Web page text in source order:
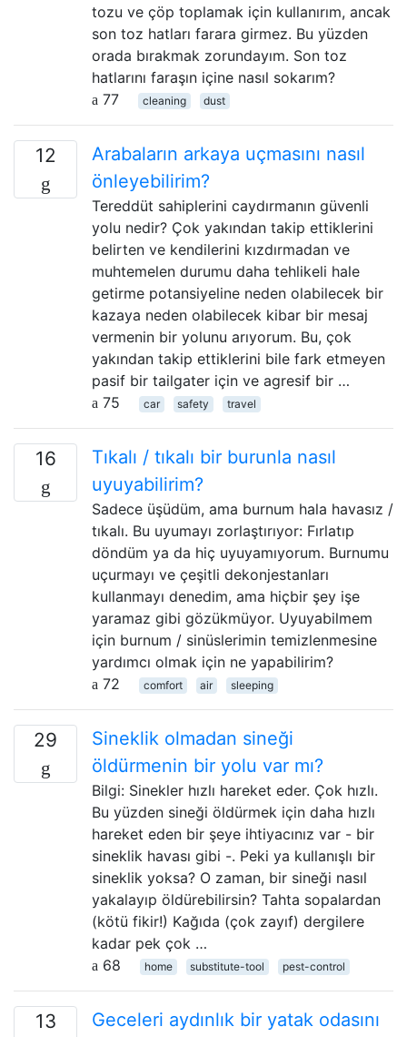
tozu ve çöp toplamak için kullanırım, ancak
son toz hatları farara girmez. Bu yüzden
orada bırakmak zorundayım. Son toz
hatlarını faraşın içine nasıl sokarım?
77
cleaning dust
12
Arabaların arkaya uçmasını nasıl
önleyebilirim?
Tereddüt sahiplerini caydırmanın güvenli
yolu nedir? Çok yakından takip ettiklerini
belirten ve kendilerini kızdırmadan ve
muhtemelen durumu daha tehlikeli hale
getirme potansiyeline neden olabilecek bir
kazaya neden olabilecek kibar bir mesaj
vermenin bir yolunu arıyorum. Bu, çok
yakından takip ettiklerini bile fark etmeyen
pasif bir tailgater için ve agresif bir …
75
car safety travel
16
Tıkalı / tıkalı bir burunla nasıl
uyuyabilirim?
Sadece üşüdüm, ama burnum hala havasız /
tıkalı. Bu uyumayı zorlaştırıyor: Fırlatıp
döndüm ya da hiç uyuyamıyorum. Burnumu
uçurmayı ve çeşitli dekonjestanları
kullanmayı denedim, ama hiçbir şey işe
yaramaz gibi gözükmüyor. Uyuyabilmem
için burnum / sinüslerimin temizlenmesine
yardımcı olmak için ne yapabilirim?
72
comfort air sleeping
29
Sineklik olmadan sineği
öldürmenin bir yolu var mı?
Bilgi: Sinekler hızlı hareket eder. Çok hızlı.
Bu yüzden sineği öldürmek için daha hızlı
hareket eden bir şeye ihtiyacınız var - bir
sineklik havası gibi -. Peki ya kullanışlı bir
sineklik yoksa? O zaman, bir sineği nasıl
yakalayıp öldürebilirsin? Tahta sopalardan
(kötü fikir!) Kağıda (çok zayıf) dergilere
kadar pek çok …
68
home substitute-tool pest-control
13
Geceleri aydınlık bir yatak odasını